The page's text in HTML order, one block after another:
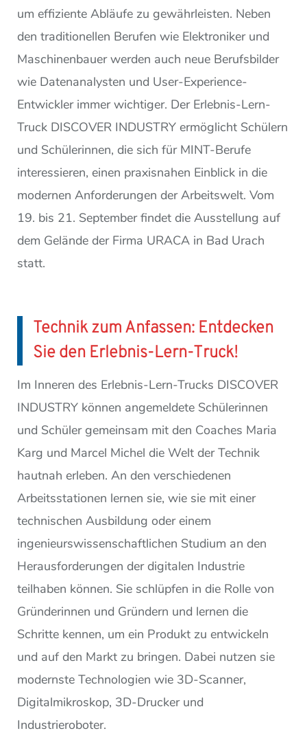
um effiziente Abläufe zu gewährleisten. Neben
den traditionellen Berufen wie Elektroniker und
Maschinenbauer werden auch neue Berufsbilder
wie Datenanalysten und User-Experience-
Entwickler immer wichtiger. Der Erlebnis-Lern-
Truck DISCOVER INDUSTRY ermöglicht Schülern
und Schülerinnen, die sich für MINT-Berufe
interessieren, einen praxisnahen Einblick in die
modernen Anforderungen der Arbeitswelt. Vom
19. bis 21. September findet die Ausstellung auf
dem Gelände der Firma URACA in Bad Urach
statt.
Technik zum Anfassen: Entdecken
Sie den Erlebnis-Lern-Truck!
Im Inneren des Erlebnis-Lern-Trucks DISCOVER
INDUSTRY können angemeldete Schülerinnen
und Schüler gemeinsam mit den Coaches Maria
Karg und Marcel Michel die Welt der Technik
hautnah erleben. An den verschiedenen
Arbeitsstationen lernen sie, wie sie mit einer
technischen Ausbildung oder einem
ingenieurswissenschaftlichen Studium an den
Herausforderungen der digitalen Industrie
teilhaben können. Sie schlüpfen in die Rolle von
Gründerinnen und Gründern und lernen die
Schritte kennen, um ein Produkt zu entwickeln
und auf den Markt zu bringen. Dabei nutzen sie
modernste Technologien wie 3D-Scanner,
Digitalmikroskop, 3D-Drucker und
Industrieroboter.